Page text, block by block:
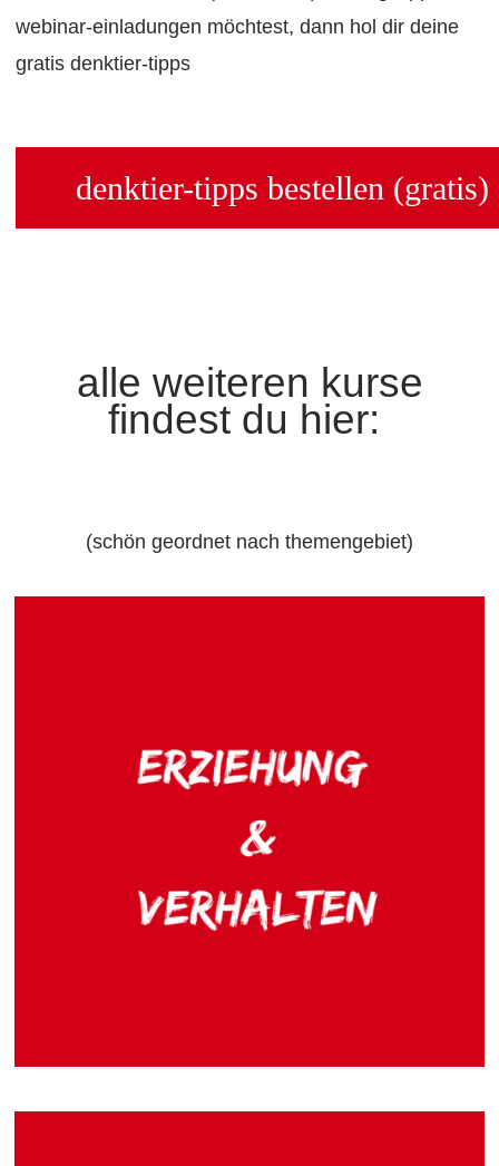
webinar-einladungen möchtest, dann hol dir deine
gratis denktier-tipps
denktier-tipps bestellen (gratis)
alle weiteren kurse
findest du hier:
(schön geordnet nach themengebiet)